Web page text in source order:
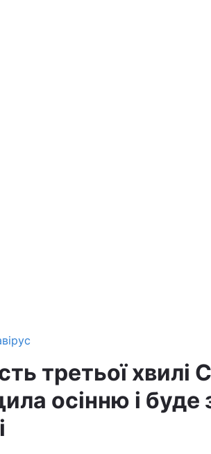
третьої хвилі
осінню і буде